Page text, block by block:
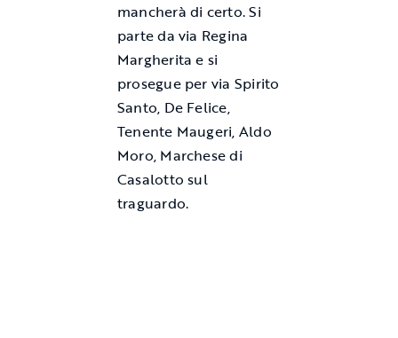
mancherà di certo. Si
parte da via Regina
Margherita e si
prosegue per via Spirito
Santo, De Felice,
Tenente Maugeri, Aldo
Moro, Marchese di
Casalotto sul
traguardo.